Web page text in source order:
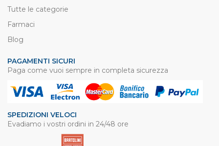
Tutte le categorie
Farmaci
Blog
PAGAMENTI SICURI
Paga come vuoi sempre in completa sicurezza
SPEDIZIONI VELOCI
Evadiamo i vostri ordini in 24/48 ore